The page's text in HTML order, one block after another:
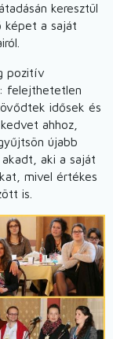
keresztül
képet a saját
pozitív
felejthetetlen
idősek és
ahhoz,
újabb
aki a saját
mivel értékes
is.